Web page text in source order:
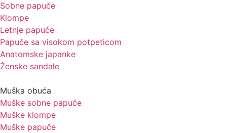
Sobne papuče
Klompe
Letnje papuče
Papuče sa visokom potpeticom
Anatomske japanke
Ženske sandale
Muška obuća
Muške sobne papuče
Muške klompe
Muške papuče